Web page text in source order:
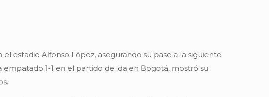
estadio Alfonso López, asegurando su pase a la siguiente
1-1 en el partido de ida en Bogotá, mostró su